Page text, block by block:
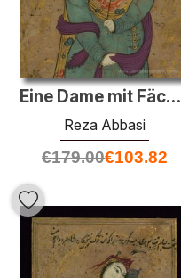
Eine Dame mit Fächer (Detail)
Reza Abbasi
€179.00€103.82